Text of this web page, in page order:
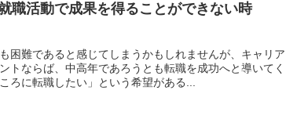
職活動で成果を得ることができない時
困難であると感じてしまうかもしれませんが、キャリア
トならば、中高年であろうとも転職を成功へと導いてく
ろに転職したい」という希望がある...